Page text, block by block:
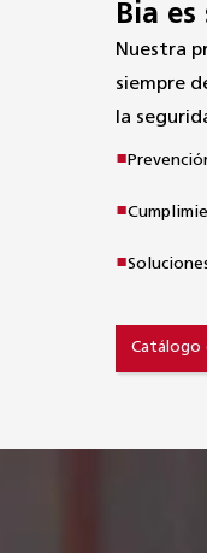
Bia
Nuestra
siempre
la
Catálogo